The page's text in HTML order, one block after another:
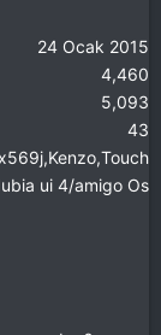
24 Ocak 2015
4,460
5,093
43
ui 4/amigo Os